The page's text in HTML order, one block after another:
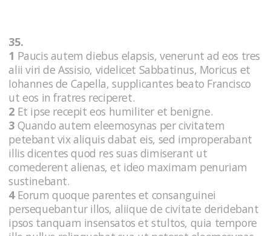
35.
1 Paucis autem diebus elapsis, venerunt ad eos tres
alii viri de Assisio, videlicet Sabbatinus, Moricus et
Iohannes de Capella, supplicantes beato Francisco
ut eos in fratres reciperet.
2 Et ipse recepit eos humiliter et benigne.
3 Quando autem eleemosynas per civitatem
petebant vix aliquis dabat eis, sed improperabant
illis dicentes quod res suas dimiserant ut
comederent alienas, et ideo maximam penuriam
sustinebant.
4Eorum quoque parentes et consanguinei
persequebantur illos, aliique de civitate deridebant
ipsos tanquam insensatos et stultos, quia tempore